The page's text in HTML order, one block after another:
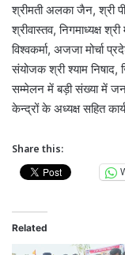
श्रीमती अलका जैन, श्री
श्रीवास्तव, निगमाध्यक्ष
विश्वकर्मा, अजजा मोर्चा
संयोजक श्री श्याम निषाद,
सम्मेलन में बड़ी संख्या में
केन्द्रों के अध्यक्ष सहित
Share this:
Related